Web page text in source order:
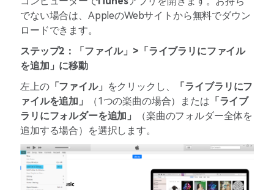
でない場合は、AppleのWebサイトから無料でダウン
ロードできます。
ステップ2：「ファイル」>「ライブラリにファイル
を追加」に移動
左上の「ファイル」 をクリックし、
「ライブラリにフ
ァイルを追加」
（1つの楽曲の場合）または 「ライブ
ラリにフォルダーを追加」
（楽曲のフォルダー全体を
追加する場合）を選択します。